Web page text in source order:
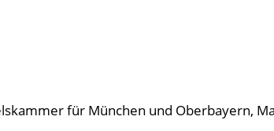
für München und Oberbayern,